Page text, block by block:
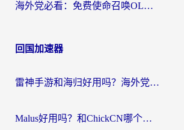
海外党必看：免费使命召唤OL加速器怎么选？3个国服游戏加速痛点一次性解决
回国加速器
雷神手游和海归好用吗？海外党亲测3款热门回国加速器+番茄加速器深度体验
Malus好用吗？和ChickCN哪个好？海外党亲测：选对回国加速器，追剧游戏不卡顿